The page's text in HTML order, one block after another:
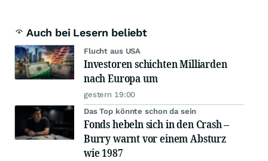
Auch bei Lesern beliebt
Flucht aus USA
Investoren schichten Milliarden
nach Europa um
gestern 19:00
Das Top könnte schon da sein
Fonds hebeln sich in den Crash –
Burry warnt vor einem Absturz
wie 1987